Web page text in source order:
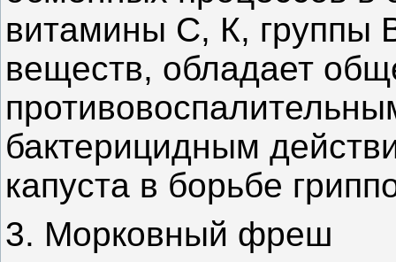
витамины С, К, группы
веществ, обладает
бактерицидным
капуста в борьбе
3. Морковный фреш